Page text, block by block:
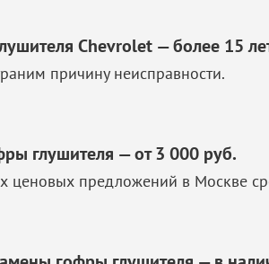
Chevrolet — более 15
причину неисправности.
глушителя — от 3 000 руб.
ценовых предложений в Москве